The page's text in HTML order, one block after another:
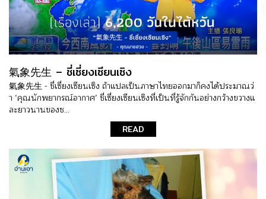
氣象先生 – ชี่เซี่ยงเซียนเซิง
氣象先生 - ชี่เซี่ยงเซียนเซิง ถ้าแปลเป็นภาษาไทยออกมาก็คงได้ประมาณว่
า ‘คุณนักพยากรณ์อากาศ’ ชี่เซี่ยงเซียนเซิงที่เป็นที่รู้จักกันอย่างกว้างขวางแ
ละยาวนานของช...
READ